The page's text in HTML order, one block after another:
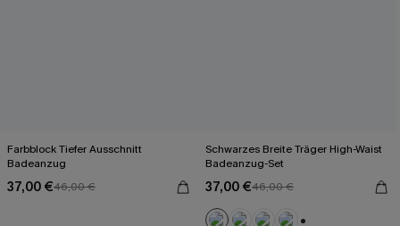
Farbblock Tiefer Ausschnitt
Badeanzug
37,00 €46,00 €
Schwarzes Breite Träger High-Waist
Badeanzug-Set
37,00 €46,00 €